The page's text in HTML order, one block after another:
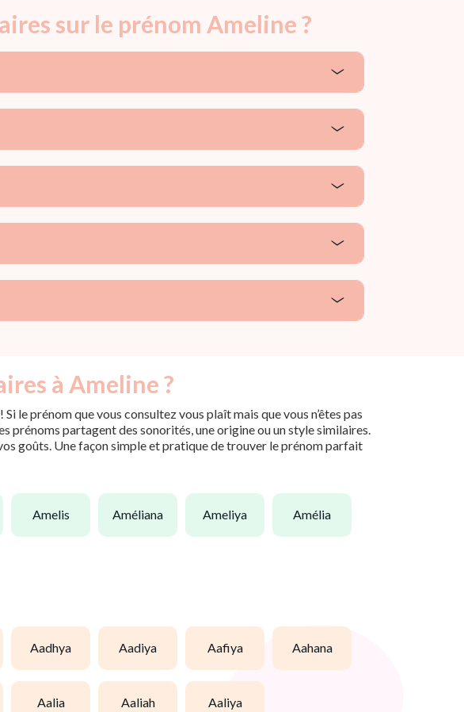
sur le prénom Ameline ?
à Ameline ?
le prénom que vous consultez vous plaît mais que vous n’êtes pas
partagent des sonorités, une origine ou un style similaires.
goûts. Une façon simple et pratique de trouver le prénom parfait
amelis améliana ameliya amélia
aadhya aadiya aafiya aahana
aalia aaliah aaliya